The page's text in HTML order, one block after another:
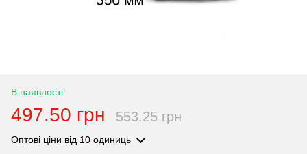
В наявності
497.50 грн 553.25 грн
Оптові ціни від 10 одиниць